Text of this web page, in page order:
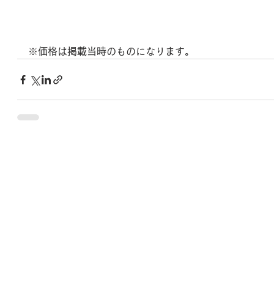
※価格は掲載当時のものになります。